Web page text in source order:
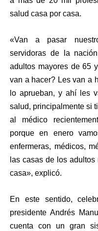
salud casa por casa.
«Van a pasar
servidoras de la
adultos mayores de 65
van a hacer? Les van a
lo aprueban, y ahí les
salud, principalmente si
al médico
porque en enero
enfermeras, médicos,
las casas de los
casa», explicó.
En este sentido,
presidente Andrés
cuenta con un gran